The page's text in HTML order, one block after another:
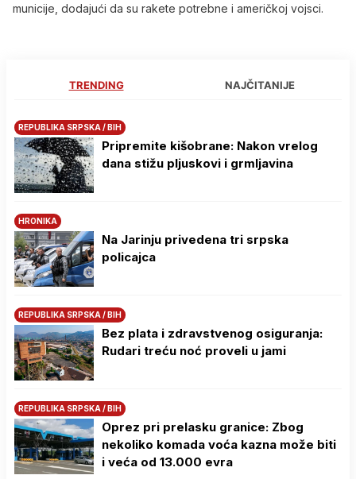
municije, dodajući da su rakete potrebne i američkoj vojsci.
TRENDING NAJČITANIJE
REPUBLIKA SRPSKA / BIH
Pripremite kišobrane: Nakon vrelog
dana stižu pljuskovi i grmljavina
HRONIKA
Na Јarinju privedena tri srpska
policajca
REPUBLIKA SRPSKA / BIH
Bez plata i zdravstvenog osiguranja:
Rudari treću noć proveli u jami
REPUBLIKA SRPSKA / BIH
Oprez pri prelasku granice: Zbog
nekoliko komada voća kazna može biti
i veća od 13.000 evra